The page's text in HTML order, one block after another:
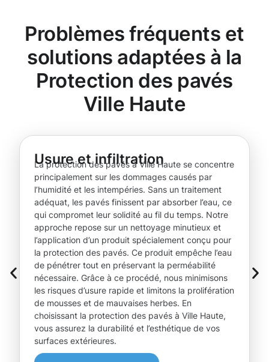
Problèmes fréquents et
solutions adaptées à la
Protection des pavés
Ville Haute
Usure et infiltration
La protection des pavés à Ville Haute se concentre
principalement sur les dommages causés par
l’humidité et les intempéries. Sans un traitement
adéquat, les pavés finissent par absorber l’eau, ce
qui compromet leur solidité au fil du temps. Notre
approche repose sur un nettoyage minutieux et
l’application d’un produit spécialement conçu pour
la protection des pavés. Ce produit empêche l’eau
de pénétrer tout en préservant la perméabilité
nécessaire. Grâce à ce procédé, nous minimisons
les risques d’usure rapide et limitons la prolifération
de mousses et de mauvaises herbes. En
choisissant la protection des pavés à Ville Haute,
vous assurez la durabilité et l’esthétique de vos
surfaces extérieures.